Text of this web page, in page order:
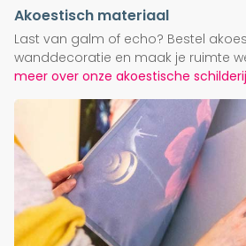
Akoestisch materiaal
Last van galm of echo? Bestel
wanddecoratie en maak je ruimte
meer over onze akoestische